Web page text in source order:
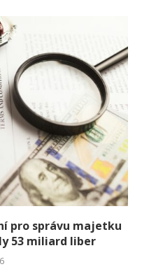
pro správu majetku
53 miliard liber